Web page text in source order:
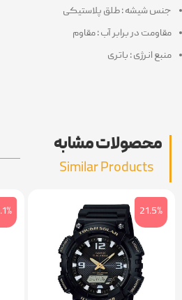
شیشه : طلق پلاستیکی
در برابر آب : مقاوم
انرژی : باتری
محصولات مشابه
Similar Products
21.5%
10.1%